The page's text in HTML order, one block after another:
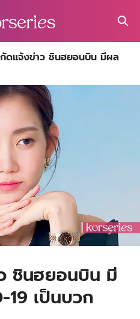
ดแจ้งข่าว ชินฮยอนบิน มีผล
ชินฮยอนบิน มี
19 เป็นบวก